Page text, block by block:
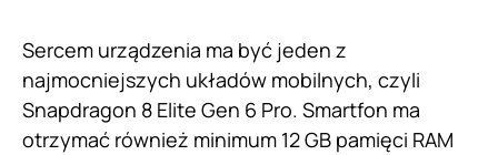
Sercem urządzenia ma być jeden z
najmocniejszych układów mobilnych, czyli
Snapdragon 8 Elite Gen 6 Pro. Smartfon ma
otrzymać również minimum 12 GB pamięci RAM